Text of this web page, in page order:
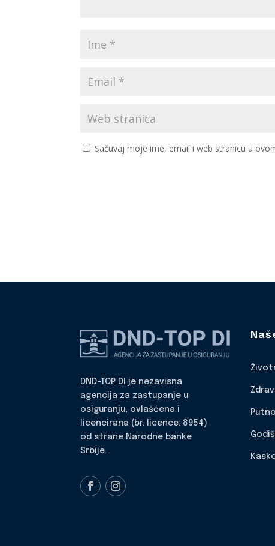
Sačuvaj moje ime, email i web stranicu u
DND-TOP DI je nezavisna
agencija za zastupanje u
osiguranju, ovlašćena i
licencirana (br. licence: 8954)
od strane Narodne banke
Srbije.